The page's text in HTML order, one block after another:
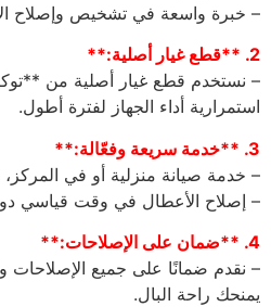
– خبرة واسعة في تشخيص وإصلاح
2. **قطع غيار أصلية:**
– نستخدم قطع غيار أصلية من
استمرارية أداء الجهاز لفترة أطول.
3. **خدمة سريعة وفعّالة:**
– خدمة صيانة منزلية أو في
– إصلاح الأعطال في وقت قياسي
4. **ضمان على الإصلاحات:**
– نقدم ضمانًا على جميع الإصلاحات
يمنحك راحة البال.